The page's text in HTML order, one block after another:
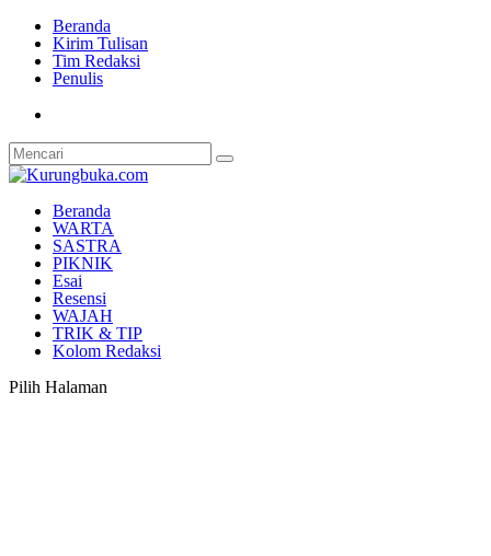
Beranda
Kirim Tulisan
Tim Redaksi
Penulis
Beranda
WARTA
SASTRA
PIKNIK
Esai
Resensi
WAJAH
TRIK & TIP
Kolom Redaksi
Pilih Halaman